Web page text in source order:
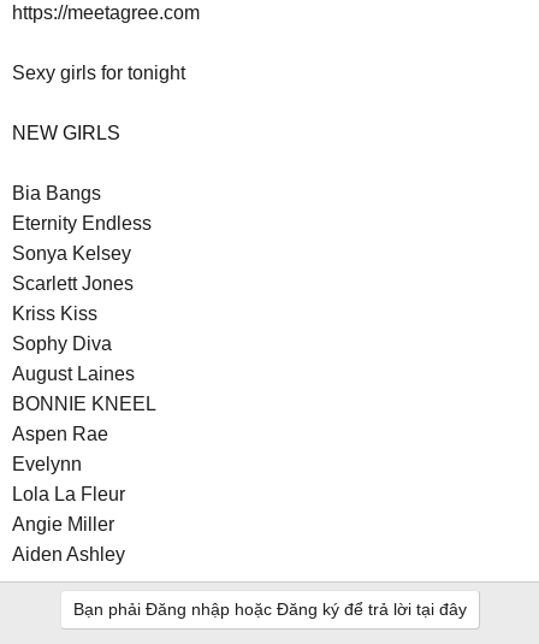
https://meetagree.com
Sexy girls for tonight
NEW GIRLS
Bia Bangs
Eternity Endless
Sonya Kelsey
Scarlett Jones
Kriss Kiss
Sophy Diva
August Laines
BONNIE KNEEL
Aspen Rae
Evelynn
Lola La Fleur
Angie Miller
Aiden Ashley
Bạn phải Đăng nhập hoặc Đăng ký để trả lời tại đây